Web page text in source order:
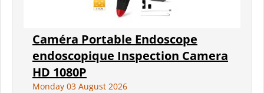
Caméra Portable Endoscope
endoscopique Inspection Camera
HD 1080P
Monday 03 August 2026